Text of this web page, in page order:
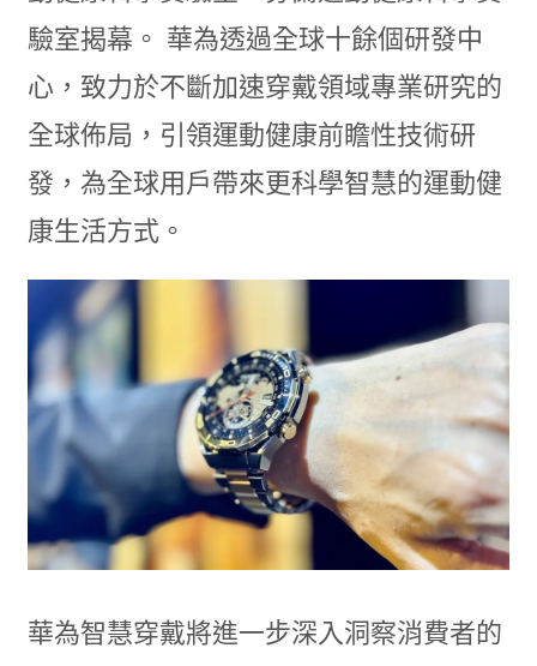
驗室揭幕。 華為透過全球十餘個研發中
心，致力於不斷加速穿戴領域專業研究的
全球佈局，引領運動健康前瞻性技術研
發，為全球用戶帶來更科學智慧的運動健
康生活方式。
華為智慧穿戴將進一步深入洞察消費者的